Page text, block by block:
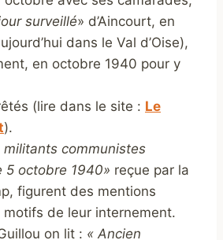
surveillé» d’Aincourt, en
dans le Val d’Oise),
en octobre 1940 pour y
(lire dans le site : Le
).
militants communistes
5 octobre 1940» reçue par la
figurent des mentions
de leur internement.
on lit : « Ancien